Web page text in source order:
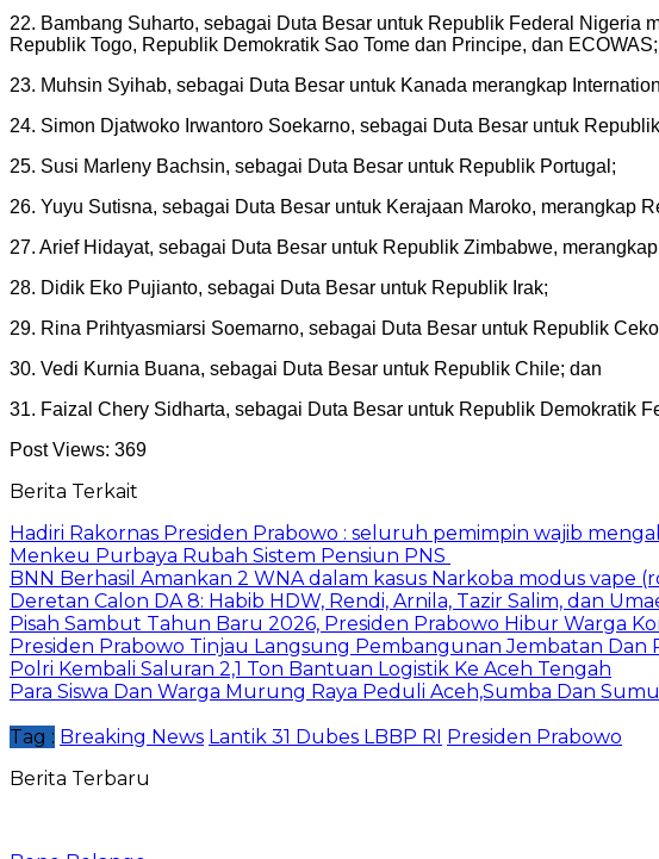
22. Bambang Suharto, sebagai Duta Besar untuk Republik Federal
Republik Togo, Republik Demokratik Sao Tome dan Principe, dan ECOWAS;
23. Muhsin Syihab, sebagai Duta Besar untuk Kanada merangkap
24. Simon Djatwoko Irwantoro Soekarno, sebagai Duta Besar untuk
25. Susi Marleny Bachsin, sebagai Duta Besar untuk Republik Portugal;
26. Yuyu Sutisna, sebagai Duta Besar untuk Kerajaan Maroko, merangkap
27. Arief Hidayat, sebagai Duta Besar untuk Republik Zimbabwe,
28. Didik Eko Pujianto, sebagai Duta Besar untuk Republik Irak;
29. Rina Prihtyasmiarsi Soemarno, sebagai Duta Besar untuk Republik
30. Vedi Kurnia Buana, sebagai Duta Besar untuk Republik Chile; dan
31. Faizal Chery Sidharta, sebagai Duta Besar untuk Republik Demokratik
Post Views: 369
Berita Terkait
Hadiri Rakornas Presiden Prabowo : seluruh pemimpin wajib
Menkeu Purbaya Rubah Sistem Pensiun PNS
BNN Berhasil Amankan 2 WNA dalam kasus Narkoba modus vape
Deretan Calon DA 8: Habib HDW, Rendi, Arnila, Tazir Salim, dan
Pisah Sambut Tahun Baru 2026, Presiden Prabowo Hibur Warga
Presiden Prabowo Tinjau Langsung Pembangunan Jembatan
Polri Kembali Saluran 2,1 Ton Bantuan Logistik Ke Aceh Tengah
Para Siswa Dan Warga Murung Raya Peduli Aceh,Sumba Dan
Tag : Breaking News Lantik 31 Dubes LBBP RI Presiden Prabowo
Berita Terbaru